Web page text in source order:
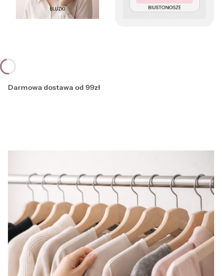
Darmowa dostawa od 99zł